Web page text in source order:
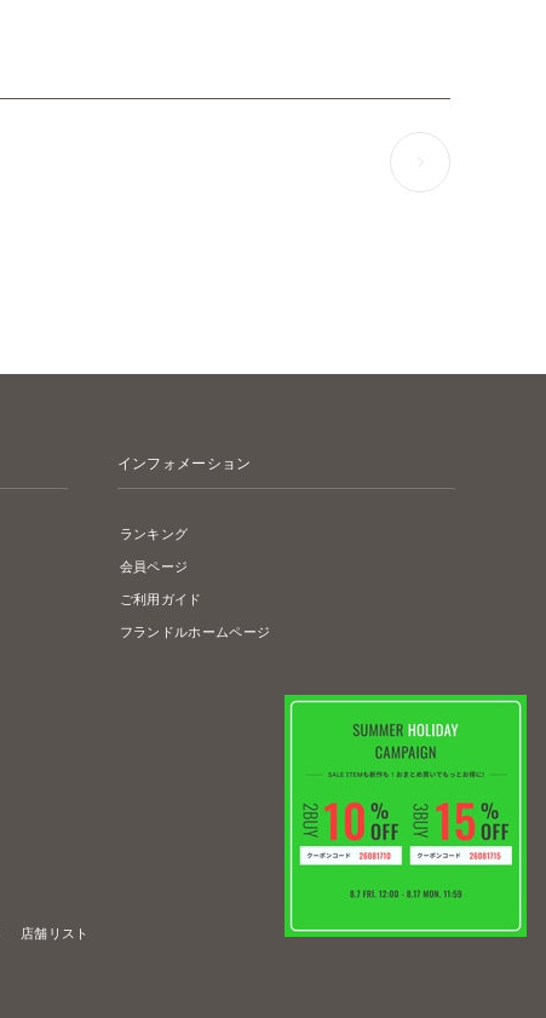
インフォメーション
ランキング
会員ページ
ご利用ガイド
フランドルホームページ
店舗リスト